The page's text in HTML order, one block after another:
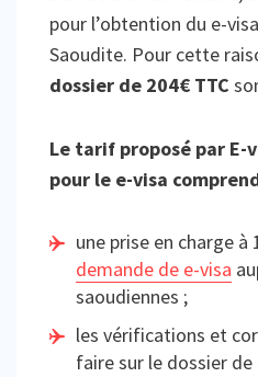
pour l’obtention du e-
Saoudite. Pour cette
dossier de 204€ TTC
Le tarif proposé par
pour le e-visa
une prise en charge
demande de e-visa
saoudiennes ;
les vérifications et
faire sur le dossier